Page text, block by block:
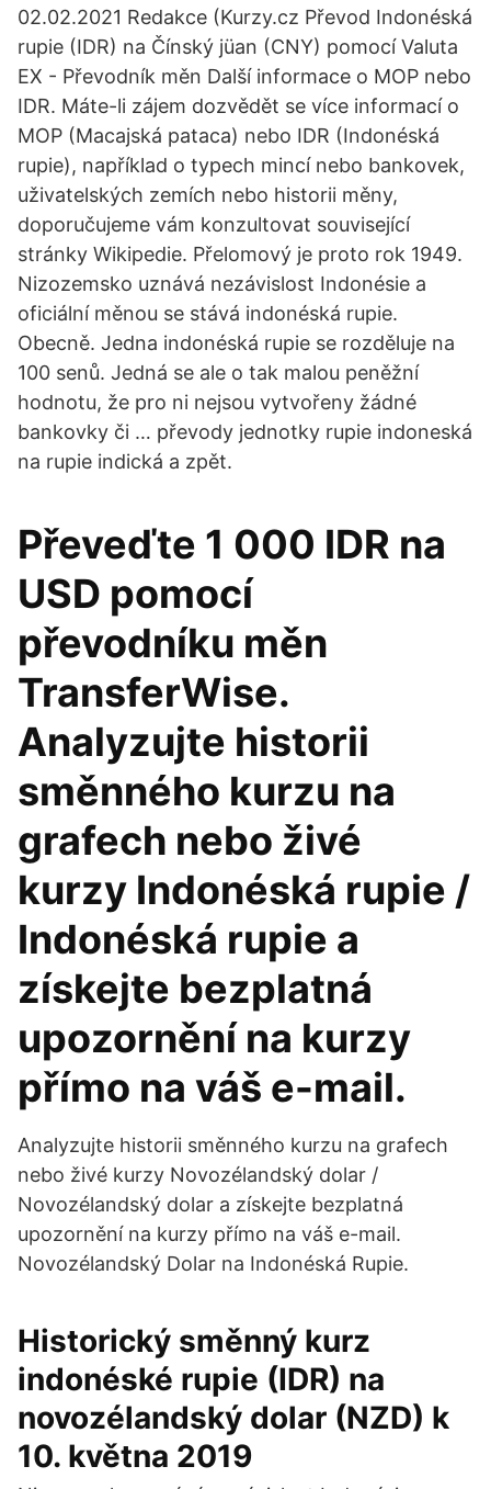
02.02.2021 Redakce (Kurzy.cz Převod Indonéská
rupie (IDR) na Čínský jüan (CNY) pomocí Valuta
EX - Převodník měn Další informace o MOP nebo
IDR. Máte-li zájem dozvědět se více informací o
MOP (Macajská pataca) nebo IDR (Indonéská
rupie), například o typech mincí nebo bankovek,
uživatelských zemích nebo historii měny,
doporučujeme vám konzultovat související
stránky Wikipedie. Přelomový je proto rok 1949.
Nizozemsko uznává nezávislost Indonésie a
oficiální měnou se stává indonéská rupie.
Obecně. Jedna indonéská rupie se rozděluje na
100 senů. Jedná se ale o tak malou peněžní
hodnotu, že pro ni nejsou vytvořeny žádné
bankovky či … převody jednotky rupie indoneská
na rupie indická a zpět.
Převeďte 1 000 IDR na
USD pomocí
převodníku měn
TransferWise.
Analyzujte historii
směnného kurzu na
grafech nebo živé
kurzy Indonéská rupie /
Indonéská rupie a
získejte bezplatná
upozornění na kurzy
přímo na váš e-mail.
Analyzujte historii směnného kurzu na grafech
nebo živé kurzy Novozélandský dolar /
Novozélandský dolar a získejte bezplatná
upozornění na kurzy přímo na váš e-mail.
Novozélandský Dolar na Indonéská Rupie.
Historický směnný kurz
indonéské rupie (IDR) na
novozélandský dolar (NZD) k
10. května 2019